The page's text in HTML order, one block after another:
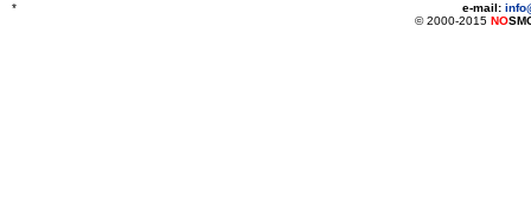
* e-mail:
© 2000-2015 NO